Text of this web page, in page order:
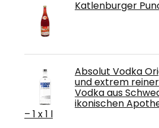
Katlenburger
Absolut Vodka
und extrem
Vodka aus
ikonischen
– 1 x 1 l